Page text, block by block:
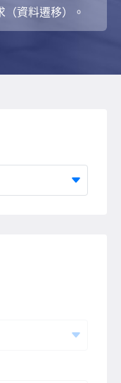
資料遷移）。